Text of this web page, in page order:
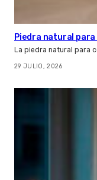
Piedra natural
La piedra natural para
29 JULIO, 2026